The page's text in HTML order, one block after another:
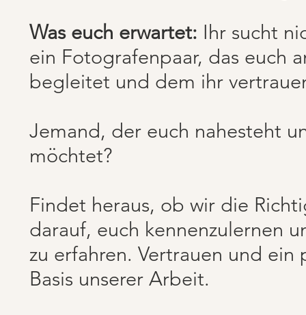
Was euch erwartet: Ihr sucht
ein Fotografenpaar, das euch
begleitet und dem ihr
Jemand, der euch nahesteht
möchtet?
Findet heraus, ob wir die
darauf, euch kennenzulernen
zu erfahren. Vertrauen und ein
Basis unserer Arbeit.